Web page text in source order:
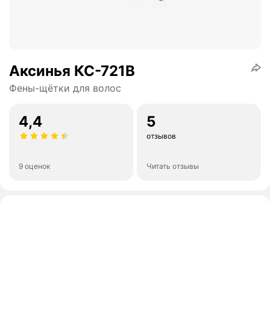
Аксинья КС-721В
Фены-щётки для волос
4,4
9 оценок
5
отзывов
Читать отзывы